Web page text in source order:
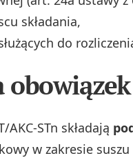
składania,
do
AKC‑STn składają
w zakresie